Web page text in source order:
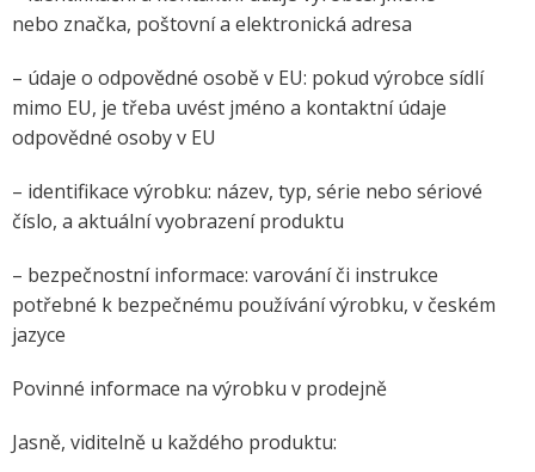
nebo značka, poštovní a elektronická adresa
– údaje o odpovědné osobě v EU: pokud výrobce sídlí
mimo EU, je třeba uvést jméno a kontaktní údaje
odpovědné osoby v EU
– identifikace výrobku: název, typ, série nebo sériové
číslo, a aktuální vyobrazení produktu
– bezpečnostní informace: varování či instrukce
potřebné k bezpečnému používání výrobku, v českém
jazyce
Povinné informace na výrobku v prodejně
Jasně, viditelně u každého produktu: